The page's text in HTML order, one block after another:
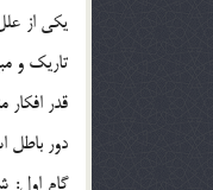
يكي از
تاريك و
قدر
دور باطل